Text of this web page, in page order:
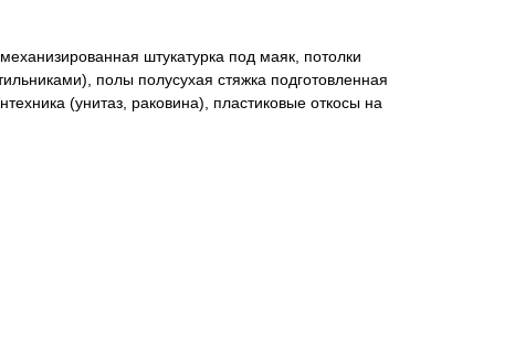
штукатурка под маяк, потолки
полы полусухая стяжка подготовленная
(унитаз, раковина), пластиковые откосы на